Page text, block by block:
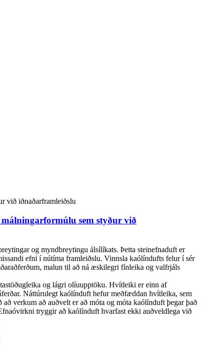
sem styður við
og myndbreytingu álsílíkats. Þetta steinefnaduft er
efni í nútíma framleiðslu. Vinnsla kaólíndufts felur í sér
malun til að ná æskilegri fínleika og valfrjáls
og lágri olíuupptöku. Hvítleiki er einn af
Náttúrulegt kaólínduft hefur meðfæddan hvítleika, sem
verkum að auðvelt er að móta og móta kaólínduft þegar það
tryggir að kaólínduft hvarfast ekki auðveldlega við